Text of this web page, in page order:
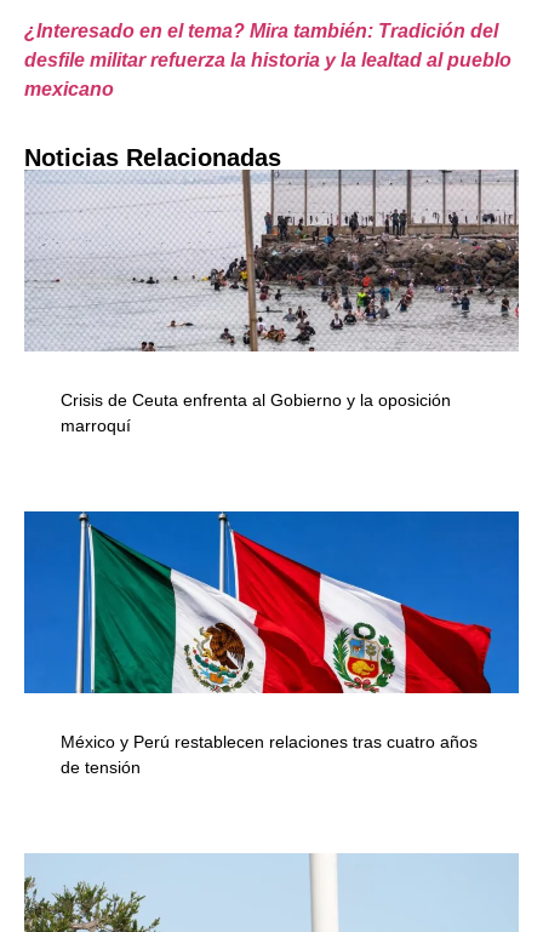
¿Interesado en el tema? Mira también: Tradición del
desfile militar refuerza la historia y la lealtad al pueblo
mexicano
Noticias Relacionadas
Crisis de Ceuta enfrenta al Gobierno y la oposición
marroquí
México y Perú restablecen relaciones tras cuatro años
de tensión